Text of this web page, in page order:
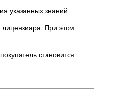
указанных знаний.
лицензиара. При этом
становится